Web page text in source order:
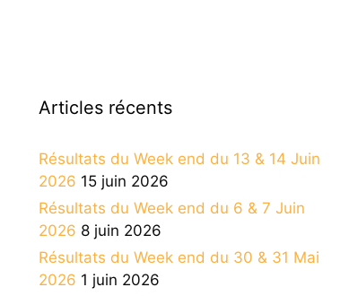
Articles récents
Résultats du Week end du 13 & 14 Juin
2026 15 juin 2026
Résultats du Week end du 6 & 7 Juin
2026 8 juin 2026
Résultats du Week end du 30 & 31 Mai
2026 1 juin 2026